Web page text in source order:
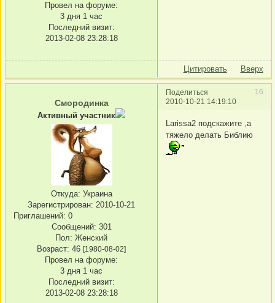
Провел на форуме:
3 дня 1 час
Последний визит:
2013-02-08 23:28:18
Цитировать Вверх
Поделиться
16
2010-10-21 14:19:10
Смородинка
Активный участник
Откуда: Украина
Зарегистрирован: 2010-10-21
Приглашений: 0
Сообщений: 301
Пол: Женский
Возраст: 46 [1980-08-02]
Провел на форуме:
3 дня 1 час
Последний визит:
2013-02-08 23:28:18
Larissa2 подскажите ,а
тяжело делать Библию